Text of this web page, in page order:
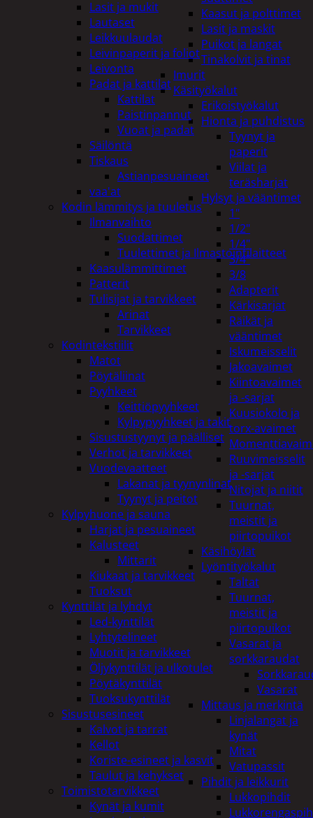
Kaasut ja polttimet
Lasit ja maskit
Puikot ja langat
Tinakolvit ja tinat
Imurit
Käsityökalut
Erikoistyökalut
Hionta ja puhdistus
Tyynyt ja
paperit
Viilat ja
teräsharjat
Hylsyt ja vääntimet
1"
1/2"
1/4"
3/4"
3/8
Adapterit
Kärkisarjat
Räikät ja
vääntimet
Iskumeisselit
Jakoavaimet
Kiintoavaimet
ja -sarjat
Kuusiokolo ja
torx-avaimet
Ruuvimeisselit
ja -sarjat
Nitojat ja niitit
Tuurnat,
meistit ja
piirtopuikot
Käsihöylät
Lyöntityökalut
Taltat
Tuurnat,
meistit ja
piirtopuikot
Vasarat ja
sorkkaraudat
Vasarat
Mittaus ja merkintä
Linjalangat ja
kynät
Mitat
Vatupassit
Pihdit ja leikkurit
Lukkopihdit
Lasit ja mukit
Lautaset
Leikkuulaudat
Leivinpaperit ja foliot
Leivonta
Padat ja kattilat
Kattilat
Paistinpannut
Vuoat ja padat
Säilöntä
Tiskaus
Astianpesuaineet
vaa'at
Kodin lämmitys ja tuuletus
Ilmanvaihto
Suodattimet
Tuulettimet ja Ilmastointilaitteet
Kaasulämmittimet
Patterit
Tulisijat ja tarvikkeet
Arinat
Tarvikkeet
Kodintekstiilit
Matot
Pöytäliinat
Pyyhkeet
Keittiöpyyhkeet
Kylpypyyhkeet ja takit
Sisustustyynyt ja päälliset
Verhot ja tarvikkeet
Vuodevaatteet
Lakanat ja tyynynlinat
Tyynyt ja peitot
Kylpyhuone ja sauna
Harjat ja pesuaineet
Kalusteet
Mittarit
Kiukaat ja tarvikkeet
Tuoksut
Kynttilät ja lyhdyt
Led-kynttilät
Lyhtytelineet
Muotit ja tarvikkeet
Öljykynttilät ja ulkotulet
Pöytäkynttilät
Tuoksukynttilät
Sisustusesineet
Kalvot ja tarrat
Kellot
Koriste-esineet ja kasvit
Taulut ja kehykset
Toimistotarvikkeet
Kynät ja kumit